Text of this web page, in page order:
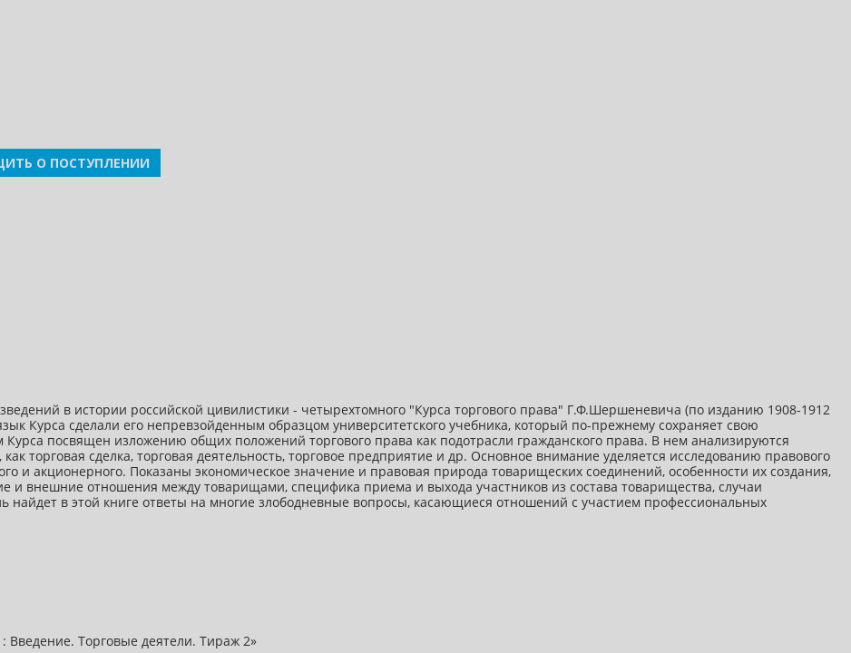
О ПОСТУПЛЕНИИ
в истории российской цивилистики - четырехтомного "Курса торгового права" Г.Ф.Шершеневича (по изданию 1908-1912
Курса сделали его непревзойденным образцом университетского учебника, который по-прежнему сохраняет свою
посвящен изложению общих положений торгового права как подотрасли гражданского права. В нем анализируются
торговая сделка, торговая деятельность, торговое предприятие и др. Основное внимание уделяется исследованию правового
и акционерного. Показаны экономическое значение и правовая природа товарищеских соединений, особенности их создания,
и внешние отношения между товарищами, специфика приема и выхода участников из состава товарищества, случаи
в этой книге ответы на многие злободневные вопросы, касающиеся отношений с участием профессиональных
Введение. Торговые деятели. Тираж 2»